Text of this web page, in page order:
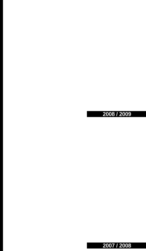
2008 / 2009
2007 / 2008